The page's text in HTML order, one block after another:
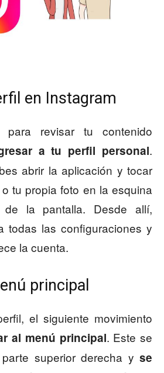
en Instagram
revisar tu contenido
a tu perfil personal.
abrir la aplicación y tocar
tu propia foto en la esquina
de la pantalla. Desde allí,
todas las configuraciones y
la cuenta.
principal
el siguiente movimiento
al menú principal. Este se
superior derecha y se